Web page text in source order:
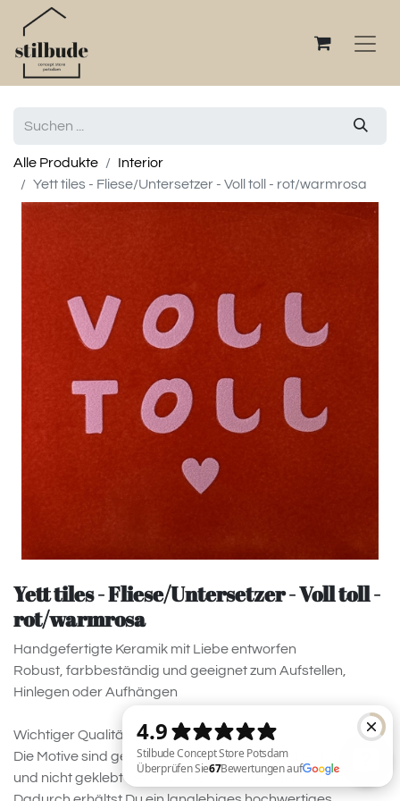
Alle Produkte
Interior
Yett tiles - Fliese/Untersetzer - Voll toll - rot/warmrosa
Yett tiles - Fliese/Untersetzer - Voll toll -
rot/warmrosa
Handgefertigte Keramik mit Liebe entworfen
Robust, farbbeständig und geeignet zum Aufstellen,
Hinlegen oder Aufhängen
Wichtiger Qualitätshinweis:
Die Motive sind gebrannt und entsprechend beständig
und nicht geklebt wie neu vielen anderen Herstellern!